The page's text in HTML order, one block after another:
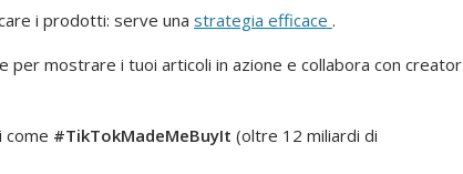
i prodotti: serve una strategia efficace .
per mostrare i tuoi articoli in azione e collabora con creator
come #TikTokMadeMeBuyIt (oltre 12 miliardi di